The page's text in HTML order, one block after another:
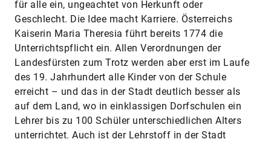
für alle ein, ungeachtet von Herkunft oder
Geschlecht. Die Idee macht Karriere. Österreichs
Kaiserin Maria Theresia führt bereits 1774 die
Unterrichtspflicht ein. Allen Verordnungen der
Landesfürsten zum Trotz werden aber erst im Laufe
des 19. Jahrhundert alle Kinder von der Schule
erreicht – und das in der Stadt deutlich besser als
auf dem Land, wo in einklassigen Dorfschulen ein
Lehrer bis zu 100 Schüler unterschiedlichen Alters
unterrichtet. Auch ist der Lehrstoff in der Stadt